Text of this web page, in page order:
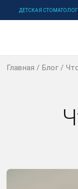
ДЕТСКАЯ
Главная Блог